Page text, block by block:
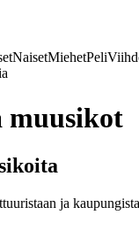
NaisetMiehetPeli
ja